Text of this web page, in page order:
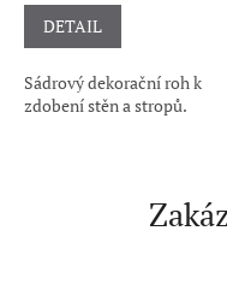
DETAIL
Sádrový dekorační roh k
zdobení stěn a stropů.